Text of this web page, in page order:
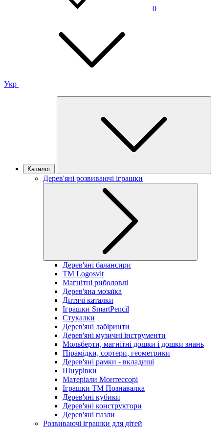
0
Укр
Каталог
Дерев'яні розвиваючі іграшки
Дерев'яні балансири
TM Logosvit
Магнітні риболовлі
Дерев'яна мозаїка
Дитячі каталки
Іграшки SmartPencil
Стукалки
Дерев'яні лабіринти
Дерев'яні музичні інструменти
Мольберти, магнітні дошки і дошки знань
Пірамідки, сортери, геометрики
Дерев'яні рамки - вкладиші
Шнурівки
Матеріали Монтессорі
Іграшки ТМ Познавалка
Дерев'яні кубики
Дерев'яні конструктори
Дерев'яні пазли
Розвиваючі іграшки для дітей